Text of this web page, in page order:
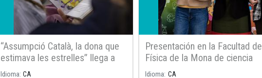
“Assumpció Català, la dona que
estimava les estrelles” llega a
todas las bibliotecas de Cataluña
Idioma CA
Presentación en la Facultad de
Física de la Mona de ciencia
astrónoma
Idioma CA